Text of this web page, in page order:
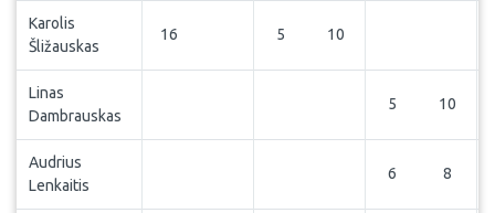
Karolis
Šližauskas
16 5 10
Linas
Dambrauskas
5 10
Audrius
Lenkaitis
6 8